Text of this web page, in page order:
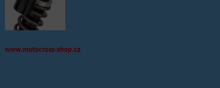
www.motocross-shop.cz